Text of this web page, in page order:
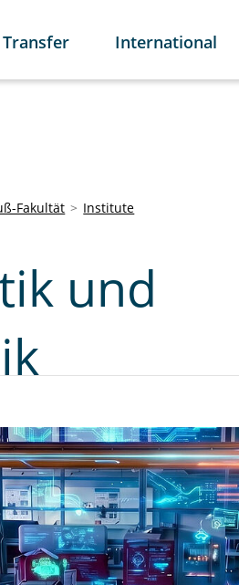
Transfer International
Fakultät Institute
und